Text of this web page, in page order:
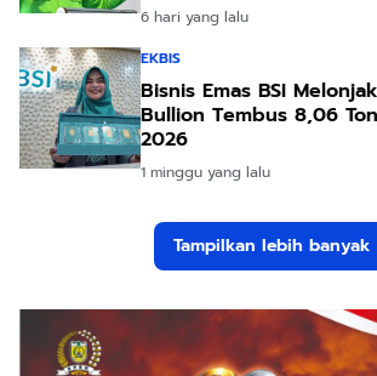
6 hari yang lalu
EKBIS
Bisnis Emas BSI
Bullion Tembus 8,06
2026
1 minggu yang lalu
Tampilkan lebih banyak